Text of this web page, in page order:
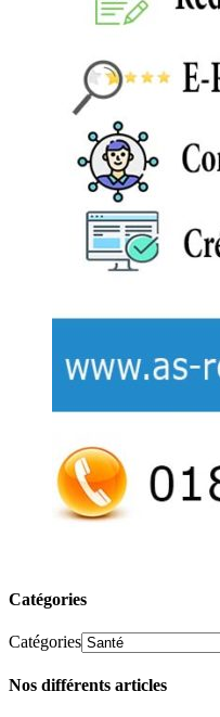
Catégories
Catégories
Nos différents articles